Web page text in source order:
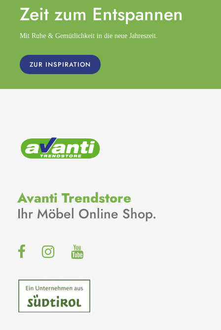
Zeit zum Entspannen
Mit Ruhe & Gemütlichkeit in die neue Jahreszeit.
ZUR INSPIRATION
Avanti Trendstore
Ihr Möbel Online Shop.